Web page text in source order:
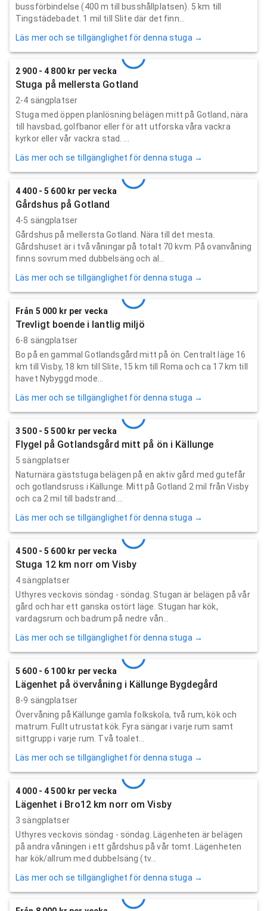
bussförbindelse (400 m till busshållplatsen). 5 km till
Tingstädebadet. 1 mil till Slite där det finn...
Läs mer och se tillgänglighet för denna stuga →
2 900 - 4 800 kr per vecka
Stuga på mellersta Gotland
2-4 sängplatser
Stuga med öppen planlösning belägen mitt på Gotland, nära
till havsbad, golfbanor eller för att utforska våra vackra
kyrkor eller vår vackra stad. ...
Läs mer och se tillgänglighet för denna stuga →
4 400 - 5 600 kr per vecka
Gårdshus på Gotland
4-5 sängplatser
Gårdshus på mellersta Gotland. Nära till det mesta.
Gårdshuset är i två våningar på totalt 70 kvm. På ovanvåning
finns sovrum med dubbelsäng och al...
Läs mer och se tillgänglighet för denna stuga →
Från 5 000 kr per vecka
Trevligt boende i lantlig miljö
6-8 sängplatser
Bo på en gammal Gotlandsgård mitt på ön. Centralt läge 16
km till Visby, 18 km till Slite, 15 km till Roma och ca 17 km till
havet Nybyggd mode...
Läs mer och se tillgänglighet för denna stuga →
3 500 - 5 500 kr per vecka
Flygel på Gotlandsgård mitt på ön i Källunge
5 sängplatser
Naturnära gäststuga belägen på en aktiv gård med gutefår
och gotlandsruss i Källunge. Mitt på Gotland 2 mil från Visby
och ca 2 mil till badstrand....
Läs mer och se tillgänglighet för denna stuga →
4 500 - 5 600 kr per vecka
Stuga 12 km norr om Visby
4 sängplatser
Uthyres veckovis söndag - söndag. Stugan är belägen på vår
gård och har ett ganska ostört läge. Stugan har kök,
vardagsrum och badrum på nedre vån...
Läs mer och se tillgänglighet för denna stuga →
5 600 - 6 100 kr per vecka
Lägenhet på övervåning i Källunge Bygdegård
8-9 sängplatser
Övervåning på Källunge gamla folkskola, två rum, kök och
matrum. Fullt utrustat kök. Fyra sängar i varje rum samt
sittgrupp i varje rum. Två toalet...
Läs mer och se tillgänglighet för denna stuga →
4 000 - 4 500 kr per vecka
Lägenhet i Bro12 km norr om Visby
3 sängplatser
Uthyres veckovis söndag - söndag. Lägenheten är belägen
på andra våningen i ett gårdshus på vår tomt. Lägenheten
har kök/allrum med dubbelsäng (tv...
Läs mer och se tillgänglighet för denna stuga →